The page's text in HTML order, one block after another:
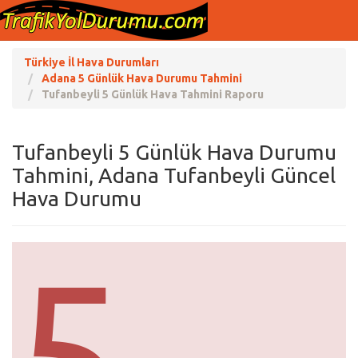
Türkiye İl Hava Durumları
Adana 5 Günlük Hava Durumu Tahmini
Tufanbeyli 5 Günlük Hava Tahmini Raporu
Tufanbeyli 5 Günlük Hava Durumu
Tahmini, Adana Tufanbeyli Güncel
Hava Durumu